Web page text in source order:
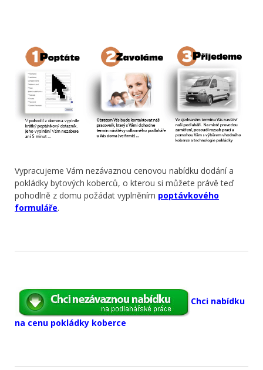
Vypracujeme Vám nezávaznou cenovou nabídku dodání a
pokládky bytových koberců, o kterou si můžete právě teď
pohodlně z domu požádat vyplněním poptávkového
formuláře.
Chci nabídku
na cenu pokládky koberce